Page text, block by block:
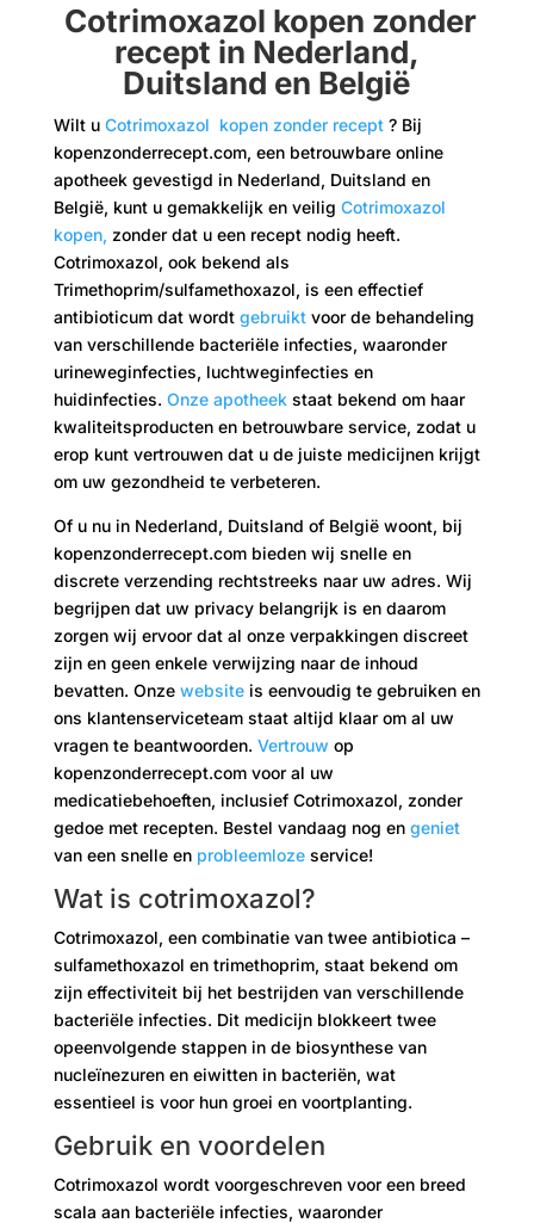
Cotrimoxazol kopen zonder
recept in Nederland,
Duitsland en België
Wilt u Cotrimoxazol kopen zonder recept? Bij
kopenzonderrecept.com, een betrouwbare online
apotheek gevestigd in Nederland, Duitsland en
België, kunt u gemakkelijk en veilig Cotrimoxazol
kopen, zonder dat u een recept nodig heeft.
Cotrimoxazol, ook bekend als
Trimethoprim/sulfamethoxazol, is een effectief
antibioticum dat wordt gebruiktvoor de behandeling
van verschillende bacteriële infecties, waaronder
urineweginfecties, luchtweginfecties en
huidinfecties. Onze apotheekstaat bekend om haar
kwaliteitsproducten en betrouwbare service, zodat u
erop kunt vertrouwen dat u de juiste medicijnen krijgt
om uw gezondheid te verbeteren.
Of u nu in Nederland, Duitsland of België woont, bij
kopenzonderrecept.com bieden wij snelle en
discrete verzending rechtstreeks naar uw adres. Wij
begrijpen dat uw privacy belangrijk is en daarom
zorgen wij ervoor dat al onze verpakkingen discreet
zijn en geen enkele verwijzing naar de inhoud
bevatten. Onze websiteis eenvoudig te gebruiken en
ons klantenserviceteam staat altijd klaar om al uw
vragen te beantwoorden. Vertrouw op
kopenzonderrecept.com voor al uw
medicatiebehoeften, inclusief Cotrimoxazol, zonder
gedoe met recepten. Bestel vandaag nog engeniet
van een snelle en probleemlozeservice!
Wat is cotrimoxazol?
Cotrimoxazol, een combinatie van twee antibiotica –
sulfamethoxazol en trimethoprim, staat bekend om
zijn effectiviteit bij het bestrijden van verschillende
bacteriële infecties. Dit medicijn blokkeert twee
opeenvolgende stappen in de biosynthese van
nucleïnezuren en eiwitten in bacteriën, wat
essentieel is voor hun groei en voortplanting.
Gebruik en voordelen
Cotrimoxazol wordt voorgeschreven voor een breed
scala aan bacteriële infecties, waaronder